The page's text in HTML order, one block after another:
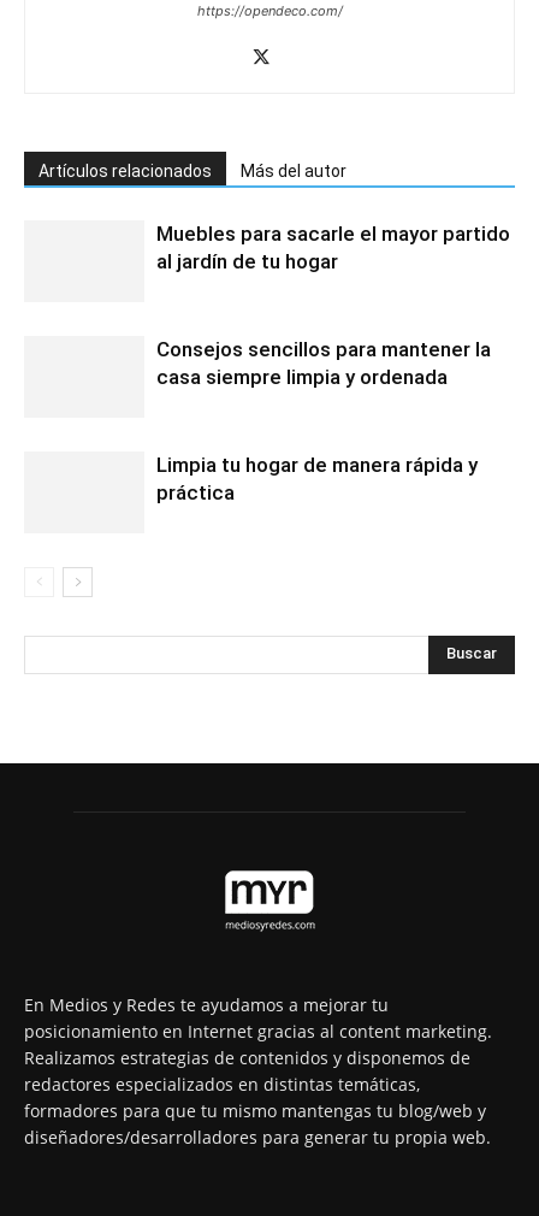
https://opendeco.com/
Artículos relacionados Más del autor
Muebles para sacarle el mayor partido
al jardín de tu hogar
Consejos sencillos para mantener la
casa siempre limpia y ordenada
Limpia tu hogar de manera rápida y
práctica
En Medios y Redes te ayudamos a mejorar tu
posicionamiento en Internet gracias al content marketing.
Realizamos estrategias de contenidos y disponemos de
redactores especializados en distintas temáticas,
formadores para que tu mismo mantengas tu blog/web y
diseñadores/desarrolladores para generar tu propia web.